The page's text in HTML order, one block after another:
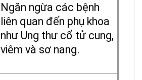
Ngăn ngừa các bệnh
liên quan đến phụ khoa
như Ung thư cổ tử cung,
viêm và sơ nang.